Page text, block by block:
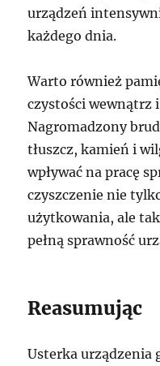
urządzeń
każdego dnia.
Warto również
czystości wewnątrz
Nagromadzony
tłuszcz, kamień i
wpływać na pracę
czyszczenie nie
użytkowania, ale
pełną sprawność
Reasumując
Usterka urządzenia